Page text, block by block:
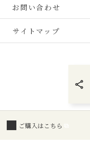
ご購入はこちら
お問い合わせ
サイトマップ
ALL RIGHTS RESERVED.